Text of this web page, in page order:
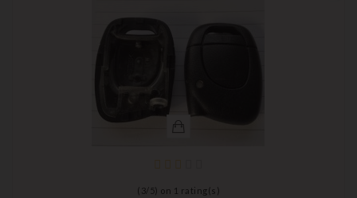
( 3/ 5) on 1 rating(s)